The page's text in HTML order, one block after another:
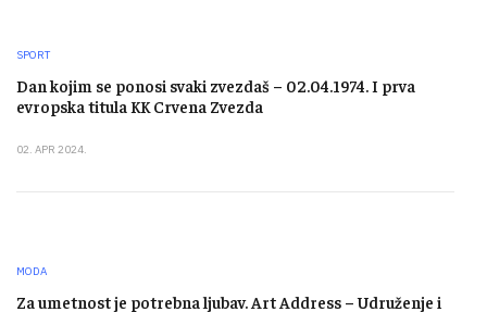
SPORT
Dan kojim se ponosi svaki zvezdaš – 02.04.1974. I prva
evropska titula KK Crvena Zvezda
02. APR 2024.
MODA
Za umetnost je potrebna ljubav. Art Address – Udruženje i